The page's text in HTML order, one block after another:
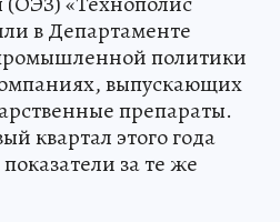
в Департаменте
политики
выпускающих
препараты.
квартал этого года
за те же